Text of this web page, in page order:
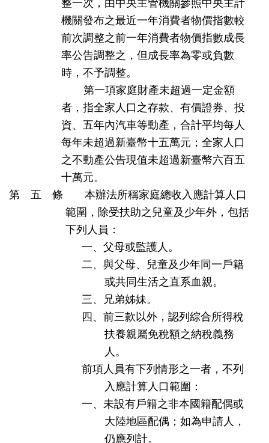
整一次，由中央主管機關參照中央主計
機關發布之最近一年消費者物價指數較
前次調整之前一年消費者物價指數成長
率公告調整之，但成長率為零或負數
時，不予調整。
第一項家庭財產未超過一定金額
者，指全家人口之存款、有價證券、投
資、五年內汽車等動產，合計平均每人
每年未超過新臺幣十五萬元；全家人口
之不動產公告現值未超過新臺幣六百五
十萬元。
第 五 條 本辦法所稱家庭總收入應計算人口
範圍，除受扶助之兒童及少年外，包括
下列人員：
一、父母或監護人。
二、與父母、兒童及少年同一戶籍
或共同生活之直系血親。
三、兄弟姊妹。
四、前三款以外，認列綜合所得稅
扶養親屬免稅額之納稅義務
人。
前項人員有下列情形之一者，不列
入應計算人口範圍：
一、未設有戶籍之非本國籍配偶或
大陸地區配偶；如為申請人，
仍應列計。